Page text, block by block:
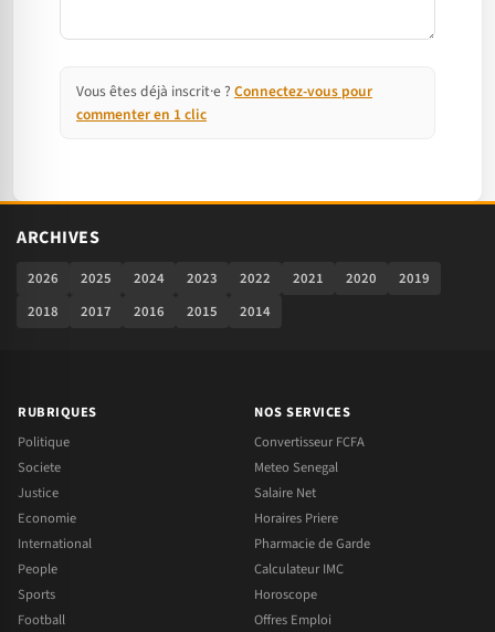
Vous êtes déjà inscrit·e ? Connectez-vous pour
commenter en 1 clic
ARCHIVES
2026 2025 2024 2023 2022 2021 2020
2019
2018
2017 2016 2015 2014
RUBRIQUES
Politique
Societe
Justice
Economie
International
People
Sports
Football
NOS SERVICES
Convertisseur FCFA
Meteo Senegal
Salaire Net
Horaires Priere
Pharmacie de Garde
Calculateur IMC
Horoscope
Offres Emploi